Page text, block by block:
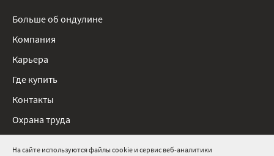
На сайте используются файлы cookie и сервис веб-аналитики
Больше об ондулине
Компания
Карьера
Где купить
Контакты
Охрана труда